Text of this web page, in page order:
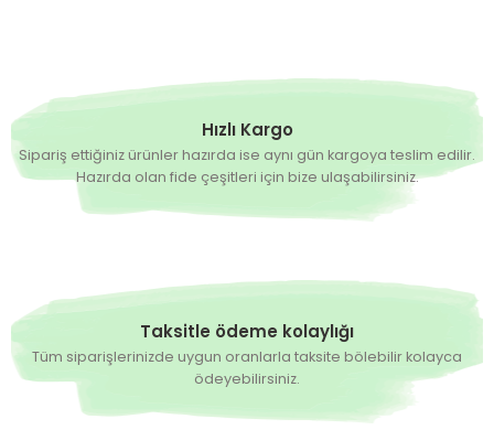
Hızlı Kargo
Sipariş ettiğiniz ürünler hazırda ise aynı gün kargoya teslim edilir.
Hazırda olan fide çeşitleri için bize ulaşabilirsiniz.
Taksitle ödeme kolaylığı
Tüm siparişlerinizde uygun oranlarla taksite bölebilir kolayca
ödeyebilirsiniz.